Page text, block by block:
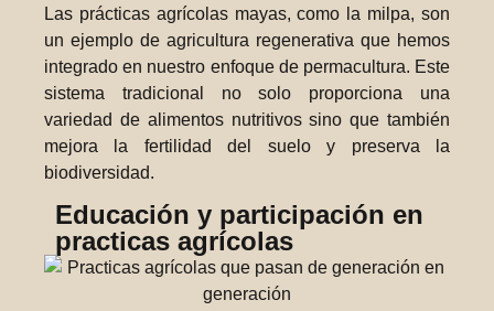
Las prácticas agrícolas mayas, como la milpa, son
un ejemplo de agricultura regenerativa que hemos
integrado en nuestro enfoque de permacultura. Este
sistema tradicional no solo proporciona una
variedad de alimentos nutritivos sino que también
mejora la fertilidad del suelo y preserva la
biodiversidad.
Educación y participación en
practicas agrícolas